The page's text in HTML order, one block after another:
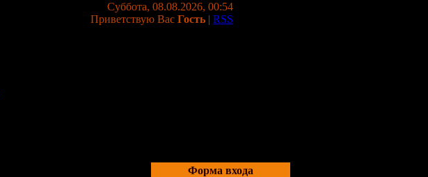
Суббота, 08.08.2026, 00:54
Приветствую Вас Гость | RSS
Форма входа